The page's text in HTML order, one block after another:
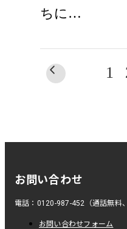
ちに…
1
お問い合わせ
電話：0120-987-452（通話無料
お問い合わせフォーム